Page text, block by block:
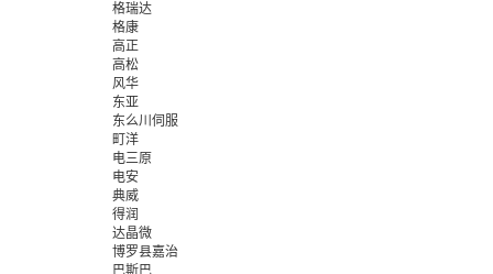
格瑞达
格康
高正
高松
风华
东亚
东么川伺服
町洋
电三原
电安
典威
得润
达晶微
博罗县嘉治
巴斯巴